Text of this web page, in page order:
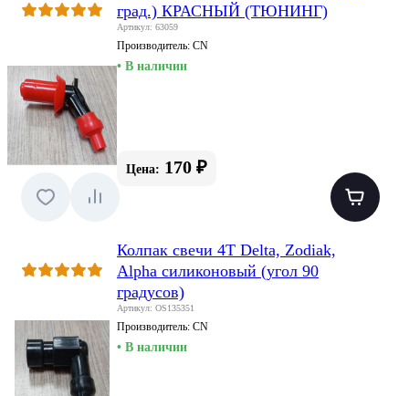
град.) КРАСНЫЙ (ТЮНИНГ)
Артикул: 63059
Производитель: CN
• В наличии
Цена: 170 ₽
Колпак свечи 4T Delta, Zodiak,
Alpha силиконовый (угол 90
градусов)
Артикул: OS135351
Производитель: CN
• В наличии